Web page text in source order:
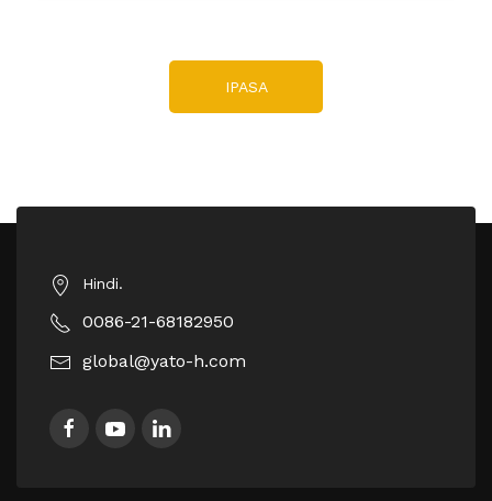
IPASA
Hindi.
0086-21-68182950
global@yato-h.com